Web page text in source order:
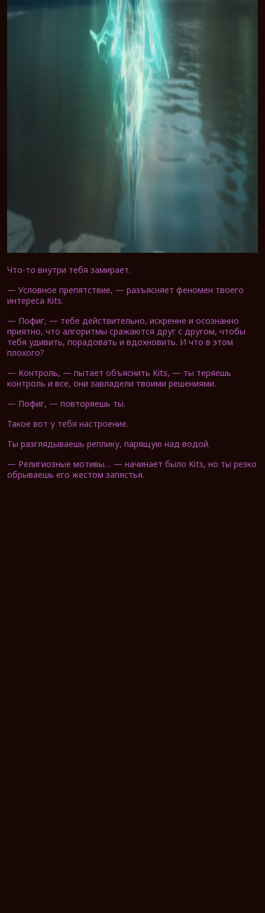
Что-то внутри тебя замирает.
— Условное препятствие, — разъясняет феномен твоего
интереса Kits.
— Пофиг, — тебе действительно, искренне и осознанно
приятно, что алгоритмы сражаются друг с другом, чтобы
тебя удивить, порадовать и вдохновить. И что в этом
плохого?
— Контроль, — пытает объяснить Kits, — ты теряешь
контроль и все, они завладели твоими решениями.
— Пофиг, — повторяешь ты.
Такое вот у тебя настроение.
Ты разглядываешь реплику, парящую над водой.
— Религиозные мотивы… — начинает было Kits, но ты резко
обрываешь его жестом запястья.